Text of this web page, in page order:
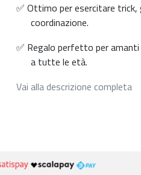
✅ Ottimo per esercitare
coordinazione.
✅ Regalo perfetto per
a tutte le età.
Vai alla descrizione completa